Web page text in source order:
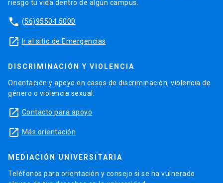
riesgo tu vida dentro de algún campus.
phone (56)95504 5000
launch Ir al sitio de Emergencias
DISCRIMINACIÓN Y VIOLENCIA
Orientación y apoyo en casos de discriminación, violencia de
género o violencia sexual.
launch Contacto para apoyo
launch Más orientación
MEDIACIÓN UNIVERSITARIA
Teléfonos para orientación y consejo si se ha vulnerado